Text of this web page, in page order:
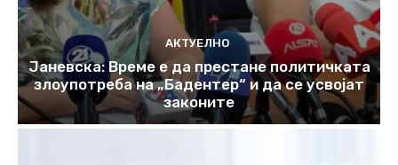
АКТУЕЛНО
Јаневска: Време е да престане политичката
злоупотреба на „Бадентер“ и да се усвојат
законите